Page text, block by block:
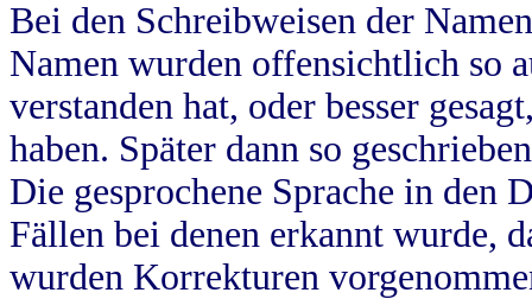
Bei den Schreibweisen der
Namen wurden offensichtlich so
verstanden hat, oder besser
haben. Später dann so
Die gesprochene Sprache in
Fällen bei denen erkannt wurde,
wurden Korrekturen